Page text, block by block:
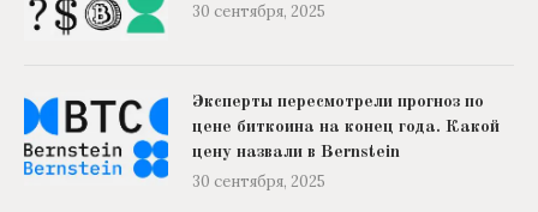
30 сентября, 2025
Эксперты пересмотрели прогноз по
цене биткоина на конец года. Какой
цену назвали в Bernstein
30 сентября, 2025